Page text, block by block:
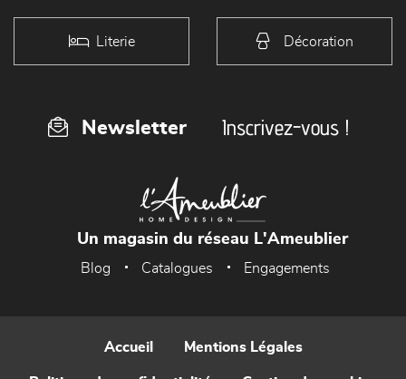
Literie Décoration
Newsletter Inscrivez-vous !
Un magasin du réseau L'Ameublier
Blog Catalogues Engagements
Accueil Mentions Légales